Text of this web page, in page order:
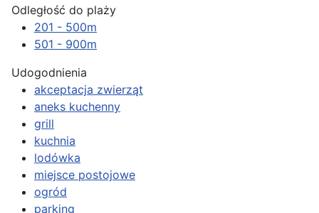
Odległość do plaży
201 - 500m
501 - 900m
Udogodnienia
akceptacja zwierząt
aneks kuchenny
grill
kuchnia
lodówka
miejsce postojowe
ogród
parking